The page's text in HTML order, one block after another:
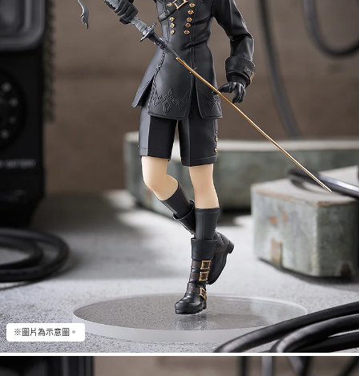
※圖片為示意圖。